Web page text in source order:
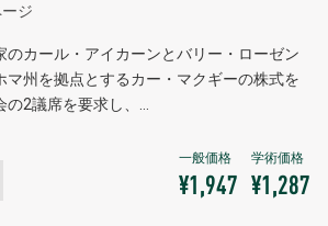
ジ
のカール・アイカーンとバリー・ローゼン
マ州を拠点とするカー・マクギーの株式を
2議席を要求し、…
¥1,947 ¥1,287